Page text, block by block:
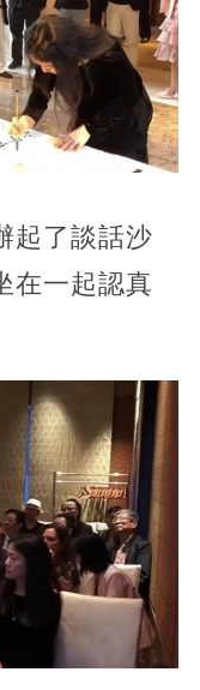
起了談話沙
在一起認真